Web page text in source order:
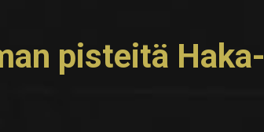
pisteitä Haka-